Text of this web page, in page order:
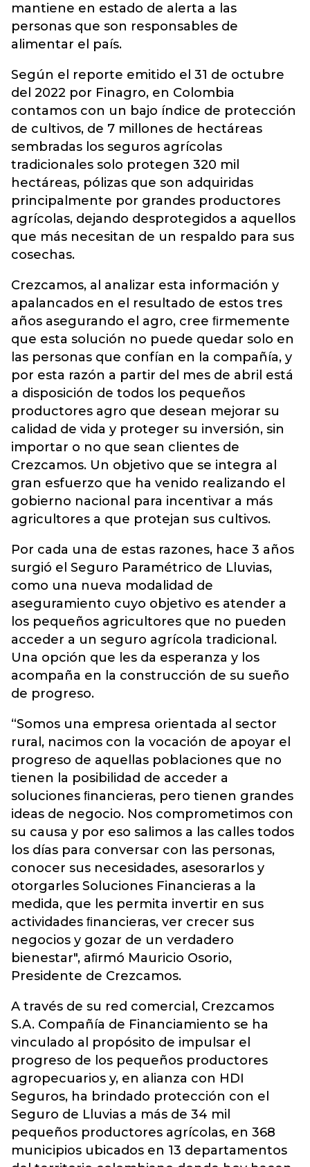
mantiene en estado de alerta a las
personas que son responsables de
alimentar el país.
Según el reporte emitido el 31 de octubre
del 2022 por Finagro, en Colombia
contamos con un bajo índice de protección
de cultivos, de 7 millones de hectáreas
sembradas los seguros agrícolas
tradicionales solo protegen 320 mil
hectáreas, pólizas que son adquiridas
principalmente por grandes productores
agrícolas, dejando desprotegidos a aquellos
que más necesitan de un respaldo para sus
cosechas.
Crezcamos, al analizar esta información y
apalancados en el resultado de estos tres
años asegurando el agro, cree ﬁrmemente
que esta solución no puede quedar solo en
las personas que confían en la compañía, y
por esta razón a partir del mes de abril está
a disposición de todos los pequeños
productores agro que desean mejorar su
calidad de vida y proteger su inversión, sin
importar o no que sean clientes de
Crezcamos. Un objetivo que se integra al
gran esfuerzo que ha venido realizando el
gobierno nacional para incentivar a más
agricultores a que protejan sus cultivos.
Por cada una de estas razones, hace 3 años
surgió el Seguro Paramétrico de Lluvias,
como una nueva modalidad de
aseguramiento cuyo objetivo es atender a
los pequeños agricultores que no pueden
acceder a un seguro agrícola tradicional.
Una opción que les da esperanza y los
acompaña en la construcción de su sueño
de progreso.
“Somos una empresa orientada al sector
rural, nacimos con la vocación de apoyar el
progreso de aquellas poblaciones que no
tienen la posibilidad de acceder a
soluciones ﬁnancieras, pero tienen grandes
ideas de negocio. Nos comprometimos con
su causa y por eso salimos a las calles todos
los días para conversar con las personas,
conocer sus necesidades, asesorarlos y
otorgarles Soluciones Financieras a la
medida, que les permita invertir en sus
actividades ﬁnancieras, ver crecer sus
negocios y gozar de un verdadero
bienestar", aﬁrmó Mauricio Osorio,
Presidente de Crezcamos.
A través de su red comercial, Crezcamos
S.A. Compañía de Financiamiento se ha
vinculado al propósito de impulsar el
progreso de los pequeños productores
agropecuarios y, en alianza con HDI
Seguros, ha brindado protección con el
Seguro de Lluvias a más de 34 mil
pequeños productores agrícolas, en 368
municipios ubicados en 13 departamentos